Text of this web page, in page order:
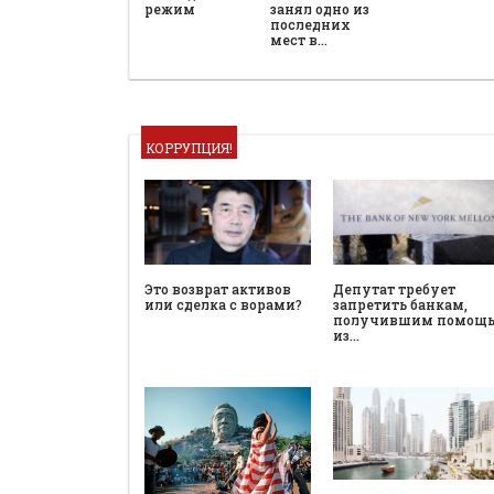
режим
занял одно из
последних
мест в…
КОРРУПЦИЯ!
Это возврат активов
или сделка с ворами?
Депутат требует
запретить банкам,
получившим помощь
из…